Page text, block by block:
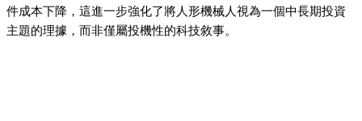
件成本下降，這進一步強化了將人形機械人視為一個中長期投資
主題的理據，而非僅屬投機性的科技敘事。